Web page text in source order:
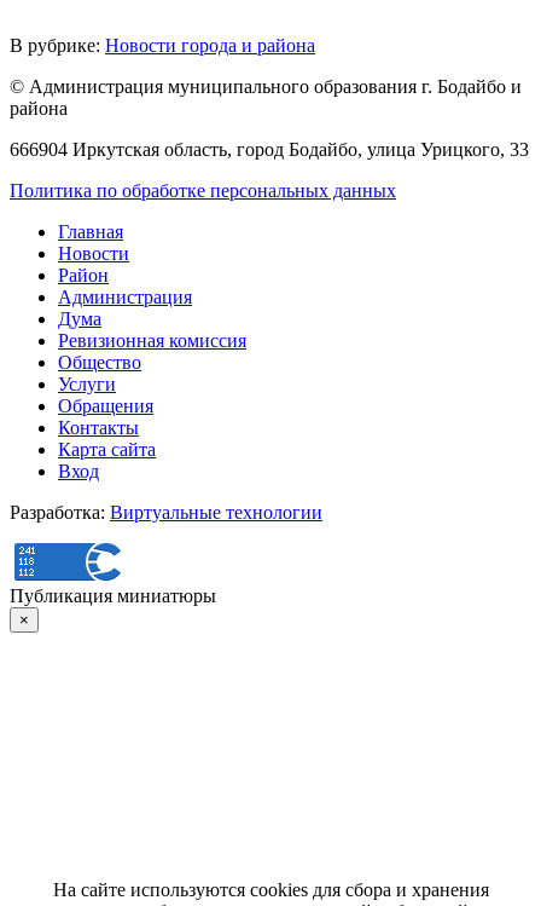
В рубрике: Новости города и района
© Администрация муниципального образования г. Бодайбо и
района
666904 Иркутская область, город Бодайбо, улица Урицкого, 33
Политика по обработке персональных данных
Главная
Новости
Район
Администрация
Дума
Ревизионная комиссия
Общество
Услуги
Обращения
Контакты
Карта сайта
Вход
Разработка: Виртуальные технологии
Публикация миниатюры
×
На сайте используются cookies для сбора и хранения